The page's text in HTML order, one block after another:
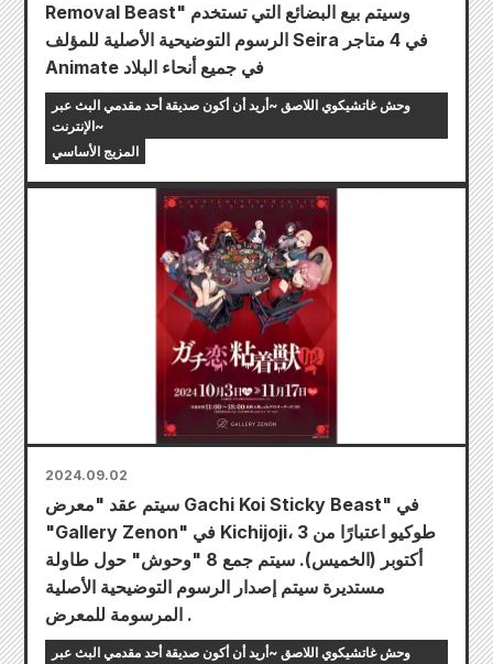
Removal Beast" وسيتم بيع البضائع التي تستخدم
الرسوم التوضيحية الأصلية للمؤلف Seira في 4 متاجر
Animate في جميع أنحاء البلاد
وحش غاتشيكوي اللاصق ~أريد أن أكون صديقة أحد مقدمي البث عبر
الإنترنت~
المزيج الأساسي
2024.09.02
سيتم عقد "معرض Gachi Koi Sticky Beast" في
"Gallery Zenon" في Kichijoji، طوكيو اعتبارًا من 3
أكتوبر (الخميس). سيتم جمع 8 "وحوش" حول طاولة
مستديرة سيتم إصدار الرسوم التوضيحية الأصلية
المرسومة للمعرض .
وحش غاتشيكوي اللاصق ~أريد أن أكون صديقة أحد مقدمي البث عبر